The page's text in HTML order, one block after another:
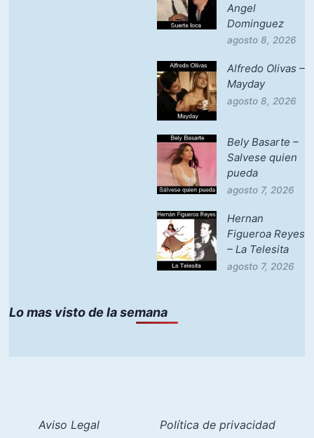
Angel
Dominguez
agosto 8, 2026
Alfredo Olivas –
Mayday
agosto 8, 2026
Bely Basarte –
Salvese quien
pueda
agosto 7, 2026
Hernan
Figueroa Reyes
– La Telesita
agosto 7, 2026
Lo mas visto de la semana
Aviso Legal Política de privacidad